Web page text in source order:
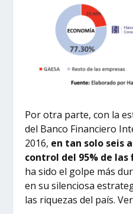
Por otra parte, con la
del Banco Financiero
2016, en tan solo seis
control del 95% de las
ha sido el golpe más
en su silenciosa
las riquezas del país.